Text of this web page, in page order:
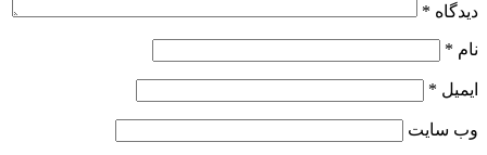
دیدگاه *
نام *
ایمیل *
وب‌ سایت